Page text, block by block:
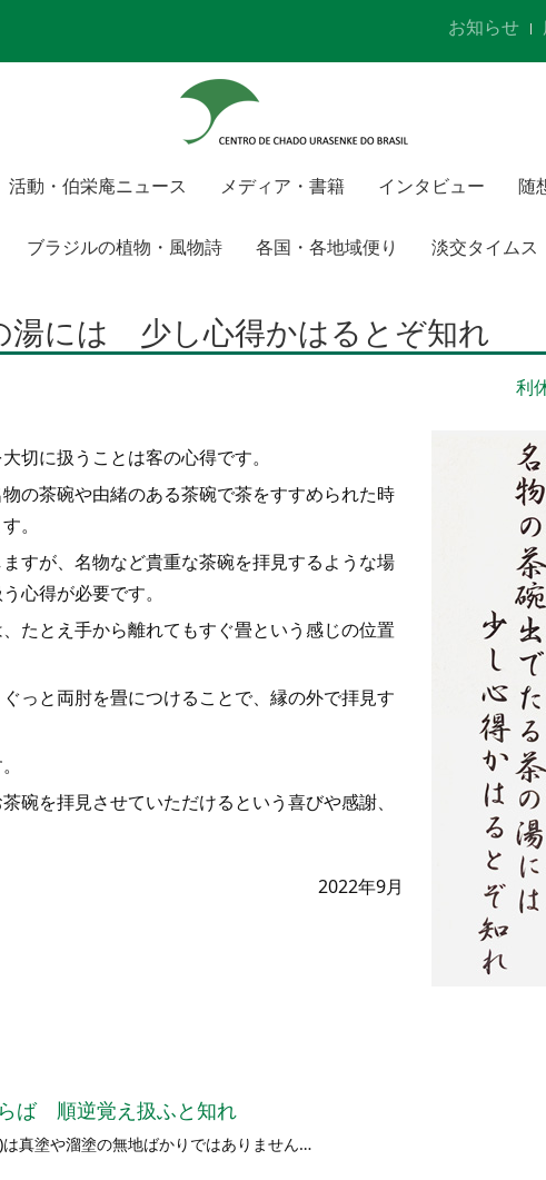
お知らせ
活動・伯栄庵ニュース メディア・書籍 インタビュー 随
ブラジルの植物・風物詩 各国・各地域便り 淡交タイムス
湯には 少し心得かはるとぞ知れ
利
切に扱うことは客の心得です。
の茶碗や由緒のある茶碗で茶をすすめられた時
。
すが、名物など貴重な茶碗を拝見するような場
心得が必要です。
たとえ手から離れてもすぐ畳という感じの位置
っと両肘を畳につけることで、縁の外で拝見す
碗を拝見させていただけるという喜びや感謝、
2022年9月
ば 順逆覚え扱ふと知れ
真塗や溜塗の無地ばかりではありません…